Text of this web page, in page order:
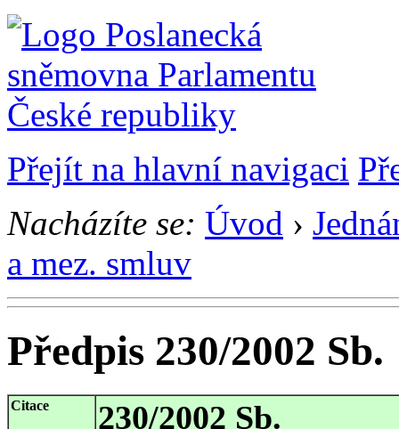
Přejít na hlavní navigaci
Nacházíte se: Úvod ›
a mez. smluv
Předpis 230/2002 Sb.
Citace 230/2002 Sb.